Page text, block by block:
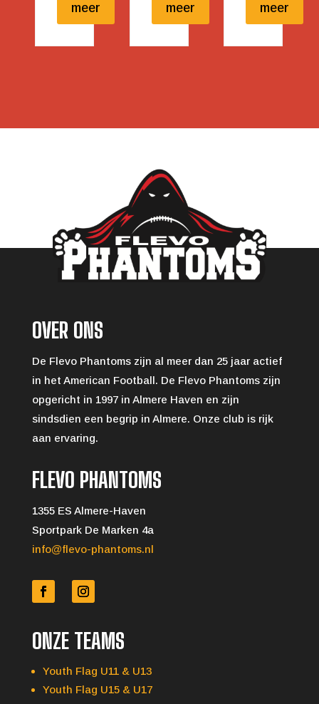
meer
meer
meer
OVER ONS
De Flevo Phantoms zijn al meer dan 25 jaar actief
in het American Football. De Flevo Phantoms zijn
opgericht in 1997 in Almere Haven en zijn
sindsdien een begrip in Almere. Onze club is rijk
aan ervaring.
FLEVO PHANTOMS
1355 ES Almere-Haven
Sportpark De Marken 4a
info@flevo-phantoms.nl
ONZE TEAMS
Youth Flag U11 & U13
Youth Flag U15 & U17